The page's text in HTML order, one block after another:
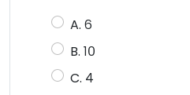
A. ६
B. १०
C. ४